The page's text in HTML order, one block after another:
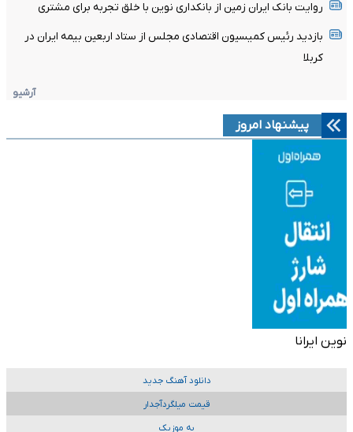
روایت بانک ایران زمین از بانکداری نوین با خلق تجربه برای مشتری
بازدید رئیس کمیسیون اقتصادی مجلس از ستاد اربعین بیمه ایران در
کربلا
آرشیو
پیشنهاد امروز
نوین ایرانا
دانلود آهنگ جدید
قیمت میلگردآجدار
به موزیک